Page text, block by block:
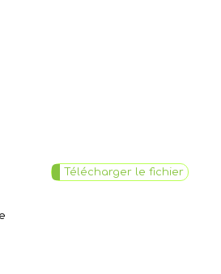
Télécharger le fichier